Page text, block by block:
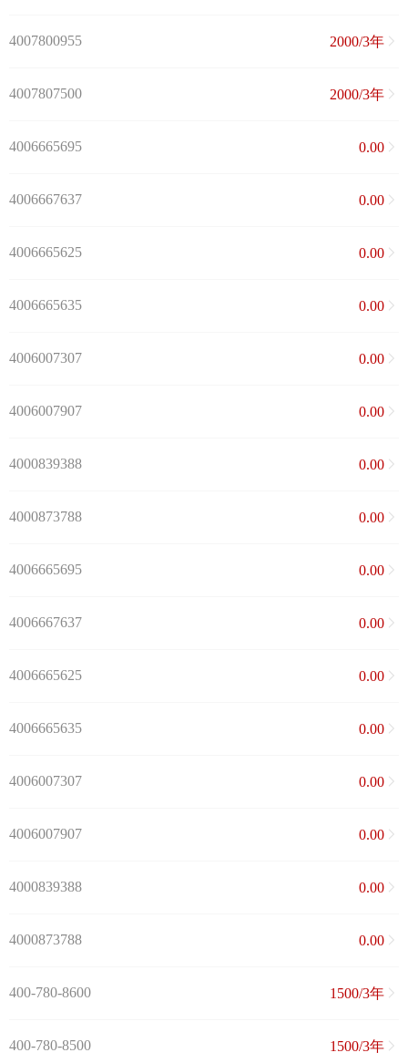
4007800955 2000/3年
4007807500 2000/3年
4006665695 0.00
4006667637 0.00
4006665625 0.00
4006665635 0.00
4006007307 0.00
4006007907 0.00
4000839388 0.00
4000873788 0.00
4006665695 0.00
4006667637 0.00
4006665625 0.00
4006665635 0.00
4006007307 0.00
4006007907 0.00
4000839388 0.00
4000873788 0.00
400-780-8600 1500/3年
400-780-8500 1500/3年